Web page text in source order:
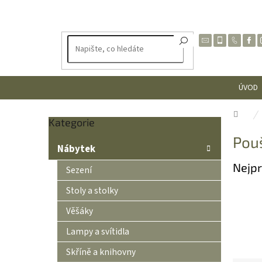
ÚVOD
Domů
P
Přeskočit
Kategorie
Nábytek
Sezení
Stoly a stolky
Věšáky
Lampy a svítidla
Skříně a knihovny